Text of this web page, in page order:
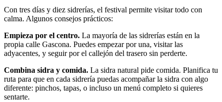
Con tres días y diez sidrerías, el festival permite visitar todo con
calma. Algunos consejos prácticos:
Empieza por el centro. La mayoría de las sidrerías están en la
propia calle Gascona. Puedes empezar por una, visitar las
adyacentes, y seguir por el callejón del trasero sin perderte.
Combina sidra y comida. La sidra natural pide comida. Planifica tu
ruta para que en cada sidrería puedas acompañar la sidra con algo
diferente: pinchos, tapas, o incluso un menú completo si quieres
sentarte.